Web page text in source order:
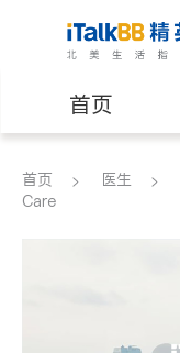
首页
医生
首页 医生
Care